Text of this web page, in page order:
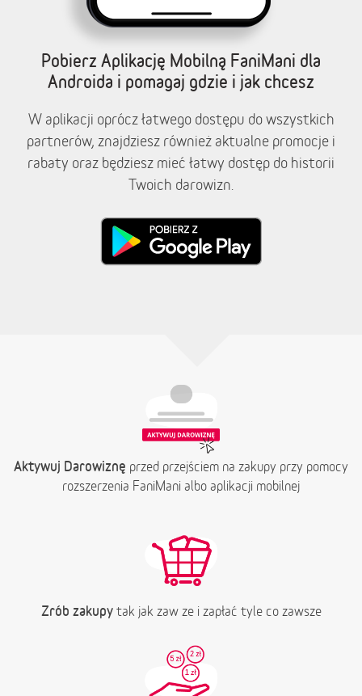
Pobierz Aplikację Mobilną FaniMani dla
Androida i pomagaj gdzie i jak chcesz
W aplikacji oprócz łatwego dostępu do wszystkich
partnerów, znajdziesz również aktualne promocje i
rabaty oraz będziesz mieć łatwy dostęp do historii
Twoich darowizn.
Aktywuj Darowiznę przed przejściem na zakupy przy pomocy
rozszerzenia FaniMani albo aplikacji mobilnej
Zrób zakupytak jak zaw ze i zapłać tyle co zawsze